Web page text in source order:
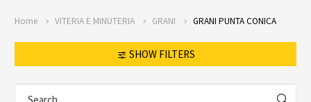
Home VITERIA E MINUTERIA GRANI GRANI PUNTA CONICA
SHOW FILTERS